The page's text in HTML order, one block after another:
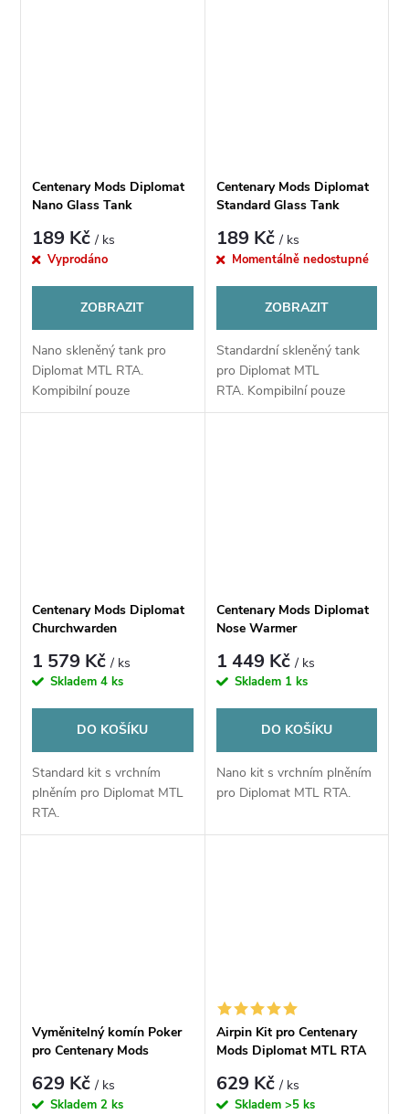
Centenary Mods Diplomat
Nano Glass Tank
189 Kč/ ks
Vyprodáno
ZOBRAZIT
Nano skleněný tank pro
Diplomat MTL RTA.
Kompibilní pouze
s Centenary Mods Diplomat
Centenary Mods Diplomat
Standard Glass Tank
189 Kč/ ks
Momentálně nedostupné
ZOBRAZIT
Standardní skleněný tank
pro Diplomat MTL
RTA. Kompibilní pouze
s Centenary Mods Diplomat
Centenary Mods Diplomat
Churchwarden
1 579 Kč/ ks
Skladem4 ks
DO KOŠÍKU
Standard kit s vrchním
plněním pro Diplomat MTL
RTA.
Centenary Mods Diplomat
Nose Warmer
1 449 Kč/ ks
Skladem 1 ks
DO KOŠÍKU
Nano kit s vrchním plněním
pro Diplomat MTL RTA.
Vyměnitelný komín Poker
pro Centenary Mods
629 Kč/ ks
Skladem2 ks
Airpin Kit pro Centenary
Mods Diplomat MTL RTA
629 Kč/ ks
Skladem >5 ks